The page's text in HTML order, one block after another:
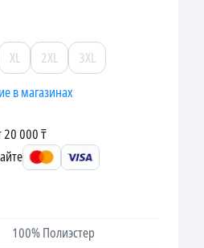
XL 2XL
3XL
в магазинах
20 000 ₸
100% Полиэстер